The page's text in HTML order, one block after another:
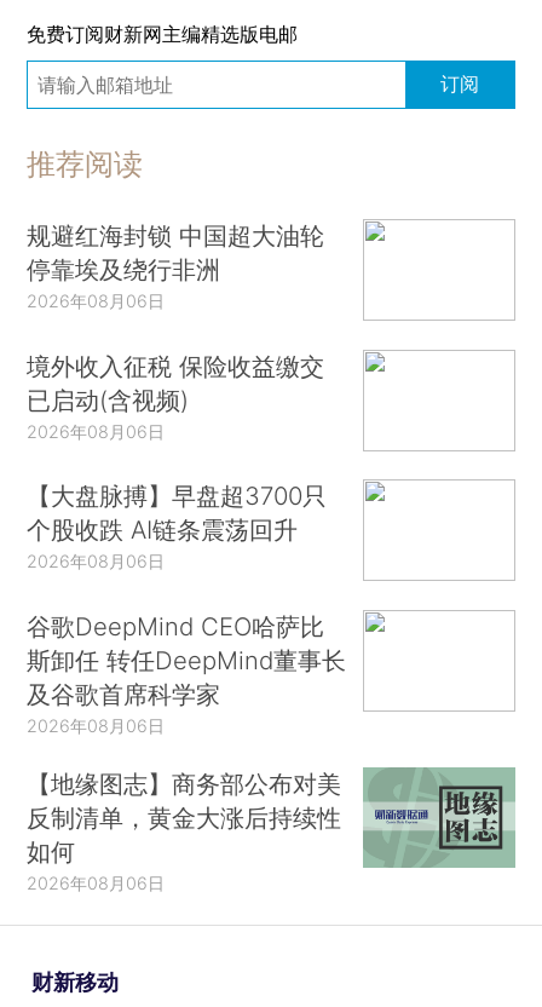
免费订阅财新网主编精选版电邮
订阅
推荐阅读
规避红海封锁 中国超大油轮
停靠埃及绕行非洲
2026年08月06日
境外收入征税 保险收益缴交
已启动(含视频)
2026年08月06日
【大盘脉搏】早盘超3700只
个股收跌 AI链条震荡回升
2026年08月06日
谷歌DeepMind CEO哈萨比
斯卸任 转任DeepMind董事长
及谷歌首席科学家
2026年08月06日
【地缘图志】商务部公布对美
反制清单，黄金大涨后持续性
如何
2026年08月06日
财新移动